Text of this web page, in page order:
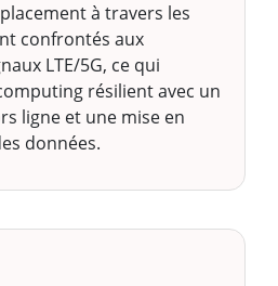
à travers les
confrontés aux
LTE/5G, ce qui
résilient avec un
ligne et une mise en
données.